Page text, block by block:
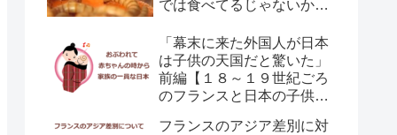
では食べてるじゃないか！
「幕末に来た外国人が日本
は子供の天国だと驚いた」
前編【１８～１９世紀ごろ
のフランスと日本の子供の
フランスのアジア差別に対